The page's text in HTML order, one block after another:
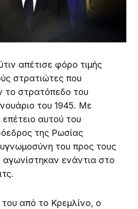
απέτισε φόρο τιμής
στρατιώτες που
το στρατόπεδο του
του 1945. Με
αυτού του
της Ρωσίας
του προς τους
ενάντια στο
από το Κρεμλίνο, ο